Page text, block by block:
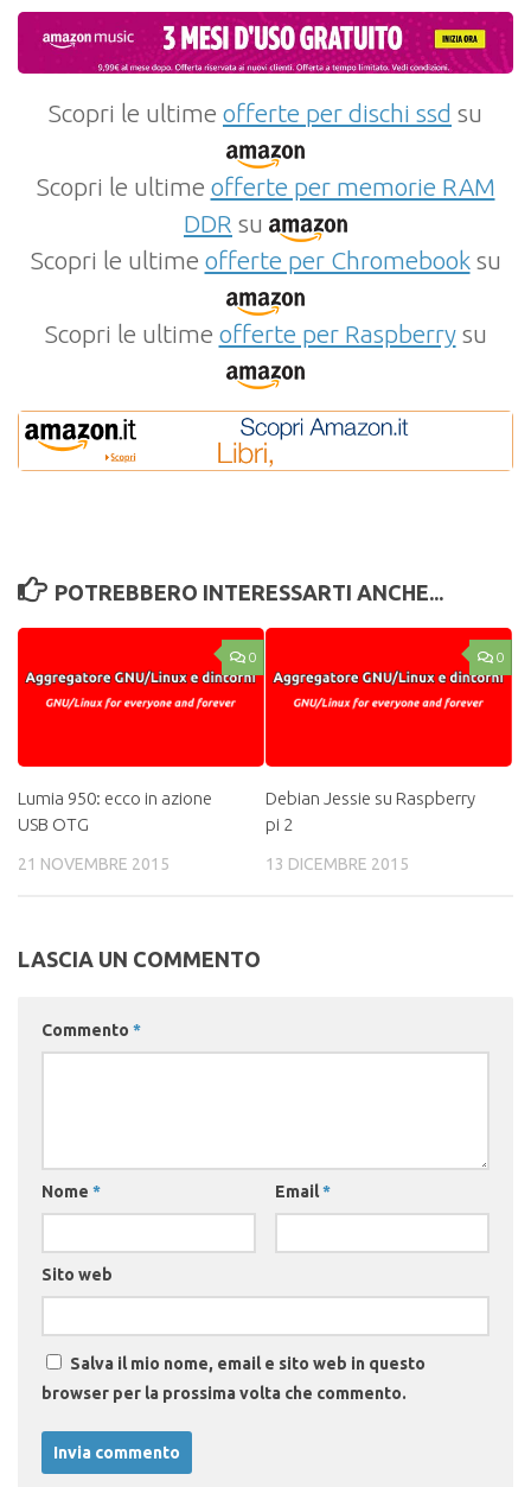
Scopri le ultime offerte per dischi ssd su
Scopri le ultime offerte per memorie RAM
DDR su
Scopri le ultime offerte per Chromebooksu
Scopri le ultime offerte per Raspberrysu
POTREBBERO INTERESSARTI ANCHE...
0
Lumia 950: ecco in azione
USB OTG
21 NOVEMBRE 2015
0
Debian Jessie su Raspberry
pi 2
13 DICEMBRE 2015
LASCIA UN COMMENTO
Commento *
Nome * Email*
Sito web
Salva il mio nome, email e sito web in questo
browser per la prossima volta che commento.